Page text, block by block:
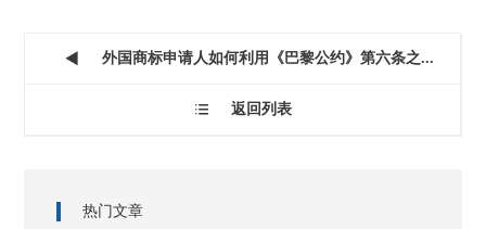
 外国商标申请人如何利用《巴黎公约》第六条之...
 返回列表
热门文章